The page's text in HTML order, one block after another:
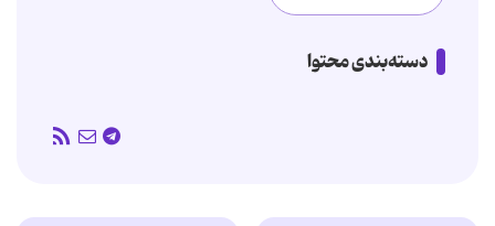
دسته‌بندی محتوا